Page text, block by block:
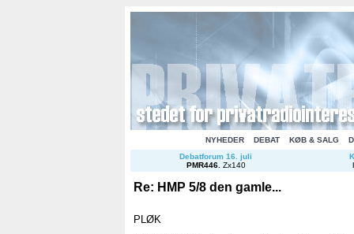
NYHEDER DEBAT KØB & SALG
Debatforum 16. juli
PMR446. Zx140
Re: HMP 5/8 den gamle...
PLØK